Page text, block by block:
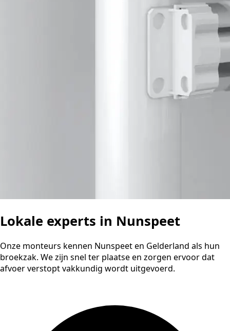
Lokale experts in Nunspeet
Onze monteurs kennen Nunspeet en Gelderland als hun
broekzak. We zijn snel ter plaatse en zorgen ervoor dat
afvoer verstopt vakkundig wordt uitgevoerd.